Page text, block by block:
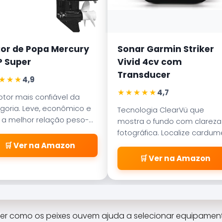
de Popa Mercury
Super
4,9
mais confiável da
Leve, econômico e
melhor relação peso-
para barcos de
de 5 ou 6 metros.
🛒 Ver na Amazon
Sonar Garmin Striker
Vivid 4cv com
Transducer
★★★★★4,7
Tecnologia ClearVü que
mostra o fundo com clareza
fotográfica. Localize
e estruturas de pesca com
precisão profissional.
🛒 Ver na Amazon
como os peixes ouvem ajuda a selecionar